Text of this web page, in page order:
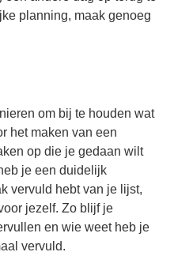
planning, maak genoeg
om bij te houden wat
het maken van een
op die je gedaan wilt
je een duidelijk
vervuld hebt van je lijst,
jezelf. Zo blijf je
en wie weet heb je
vervuld.